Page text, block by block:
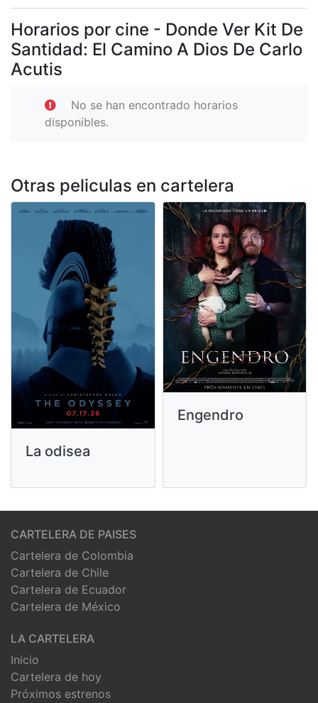
Horarios por cine - Donde Ver Kit De
Santidad: El Camino A Dios De Carlo
Acutis
No se han encontrado horarios
disponibles.
Otras peliculas en cartelera
La odisea
Engendro
CARTELERA DE PAISES
Cartelera de Colombia
Cartelera de Chile
Cartelera de Ecuador
Cartelera de México
LA CARTELERA
Inicio
Cartelera de hoy
Próximos estrenos